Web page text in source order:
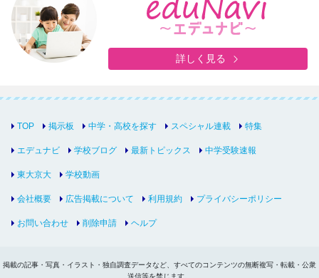
詳しく見る
TOP 掲示板 中学・高校を探す スペシャル連載 特集
エデュナビ 学校ブログ 最新トピックス 中学受験速報
東大京大 学校動画
会社概要 広告掲載について 利用規約 プライバシーポリシー
お問い合わせ 削除申請 ヘルプ
掲載の記事・写真・イラスト・独自調査データなど、すべてのコンテンツの無断複写・転載・公衆